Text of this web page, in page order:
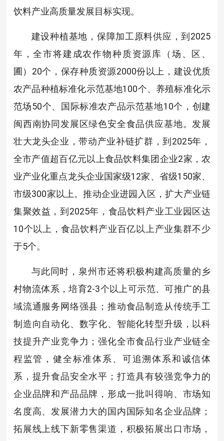
饮料产业高质量发展目标实现。
建设种植基地，保障加工原料供应，到2025
年，全市将建成农作物种质资源库（场、区、
圃）20个，保存种质资源2000份以上，建设优质
农产品种植标准化示范基地100个、养殖标准化示
范场50个、国际标准农产品示范基地10个，创建
闽西南协同发展区绿色安全食品供应基地。发展
壮大龙头企业，带动产业补链扩群，到2025年，
全市产值超百亿元以上食品饮料集团企业2家，农
业产业化重点龙头企业国家级12家、省级150家、
市级300家以上。推动企业进园入区，扩大产业链
集聚效益，到2025年，食品饮料产业工业园区达
10个以上，食品饮料产业百亿以上产业集群不少
于5个。
与此同时，泉州市还将积极构建高质量的乡
村物流体系，培育2-3个以上可示范、可推广的县
域流通服务网络强县；推动食品制造从传统手工
制造向自动化、数字化、智能化转型升级，以科
技提升产业竞争力；强化全市食品行业产业链全
程监管，健全标准体系、可追溯体系和诚信体
系，提升食品安全水平；打造具有较强竞争力的
企业品牌和产品品牌，形成一批叫得响、市场知
名度高、发展潜力大的国内国际知名企业品牌；
拓展线上线下新零售渠道，积极拓展出口市场，